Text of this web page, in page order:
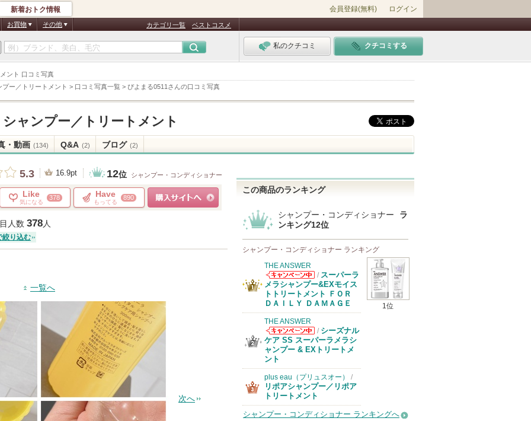
ント 口コミ写真
ー／トリートメント > 口コミ写真一覧 > ぴよまる0511さんの口コミ写真
新着おトク情報 会員登録(無料) ログイン
お買物 その他 カテゴリ一覧 ベストコスメ
私のクチコミ クチコミする
ャンプー／トリートメント
・動画 (134) Q&A (2) ブログ (2)
5.3 16.9pt 12位 シャンプー・コンディショナー
Like
気になる
378 Have
もってる
890
人数 378人
絞り込む
一覧へ
次へ
この商品のランキング
シャンプー・コンディショナー
ラ
ンキング12位
シャンプー・コンディショナー ランキング
1位
THE ANSWER
THE ANSWER
からのお知らせ
があります
/ スーパーラ
メラシャンプー&EXモイス
トトリートメント ＦＯＲ
ＤＡＩＬＹ ＤＡＭＡＧＥ
THE ANSWER
THE ANSWER
からのお知らせ
があります
/ シーズナル
ケア SS スーパーラメラシ
ャンプー & EXトリートメ
ント
plus eau（プリュスオー） /
リポアシャンプー／リポア
トリートメント
シャンプー・コンディショナー ランキングへ